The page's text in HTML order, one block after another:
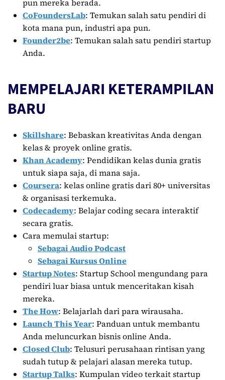
pun mereka berada.
CoFoundersLab: Temukan salah satu pendiri di
kota mana pun, industri apa pun.
Founder2be: Temukan salah satu pendiri startup
Anda.
MEMPELAJARI KETERAMPILAN
BARU
Skillshare: Bebaskan kreativitas Anda dengan
kelas & proyek online gratis.
Khan Academy: Pendidikan kelas dunia gratis
untuk siapa saja, di mana saja.
Coursera: kelas online gratis dari 80+ universitas
& organisasi terkemuka.
Codecademy: Belajar coding secara interaktif
secara gratis.
Cara memulai startup:
Sebagai Audio Podcast
Sebagai Kursus Online
Startup Notes: Startup School mengundang para
pendiri luar biasa untuk menceritakan kisah
mereka.
The How: Belajarlah dari para wirausaha.
Launch This Year: Panduan untuk membantu
Anda meluncurkan bisnis online Anda.
Closed Club: Telusuri perusahaan rintisan yang
sudah tutup & pelajari alasan mereka tutup.
Startup Talks: Kumpulan video terkait startup